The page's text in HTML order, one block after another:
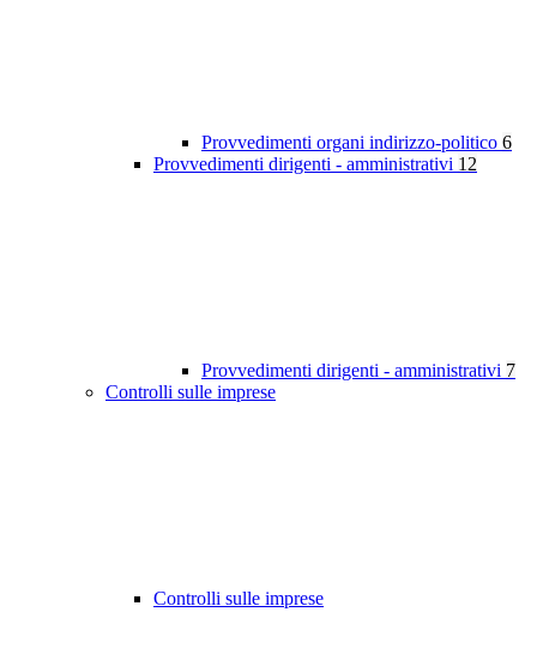
Provvedimenti organi indirizzo-politico 6
Provvedimenti dirigenti - amministrativi 12
Provvedimenti dirigenti - amministrativi 7
Controlli sulle imprese
Controlli sulle imprese